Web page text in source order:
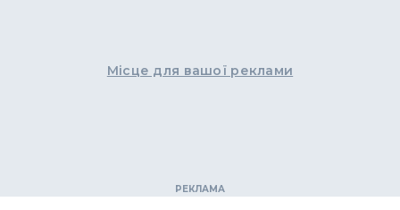
Місце для вашої реклами